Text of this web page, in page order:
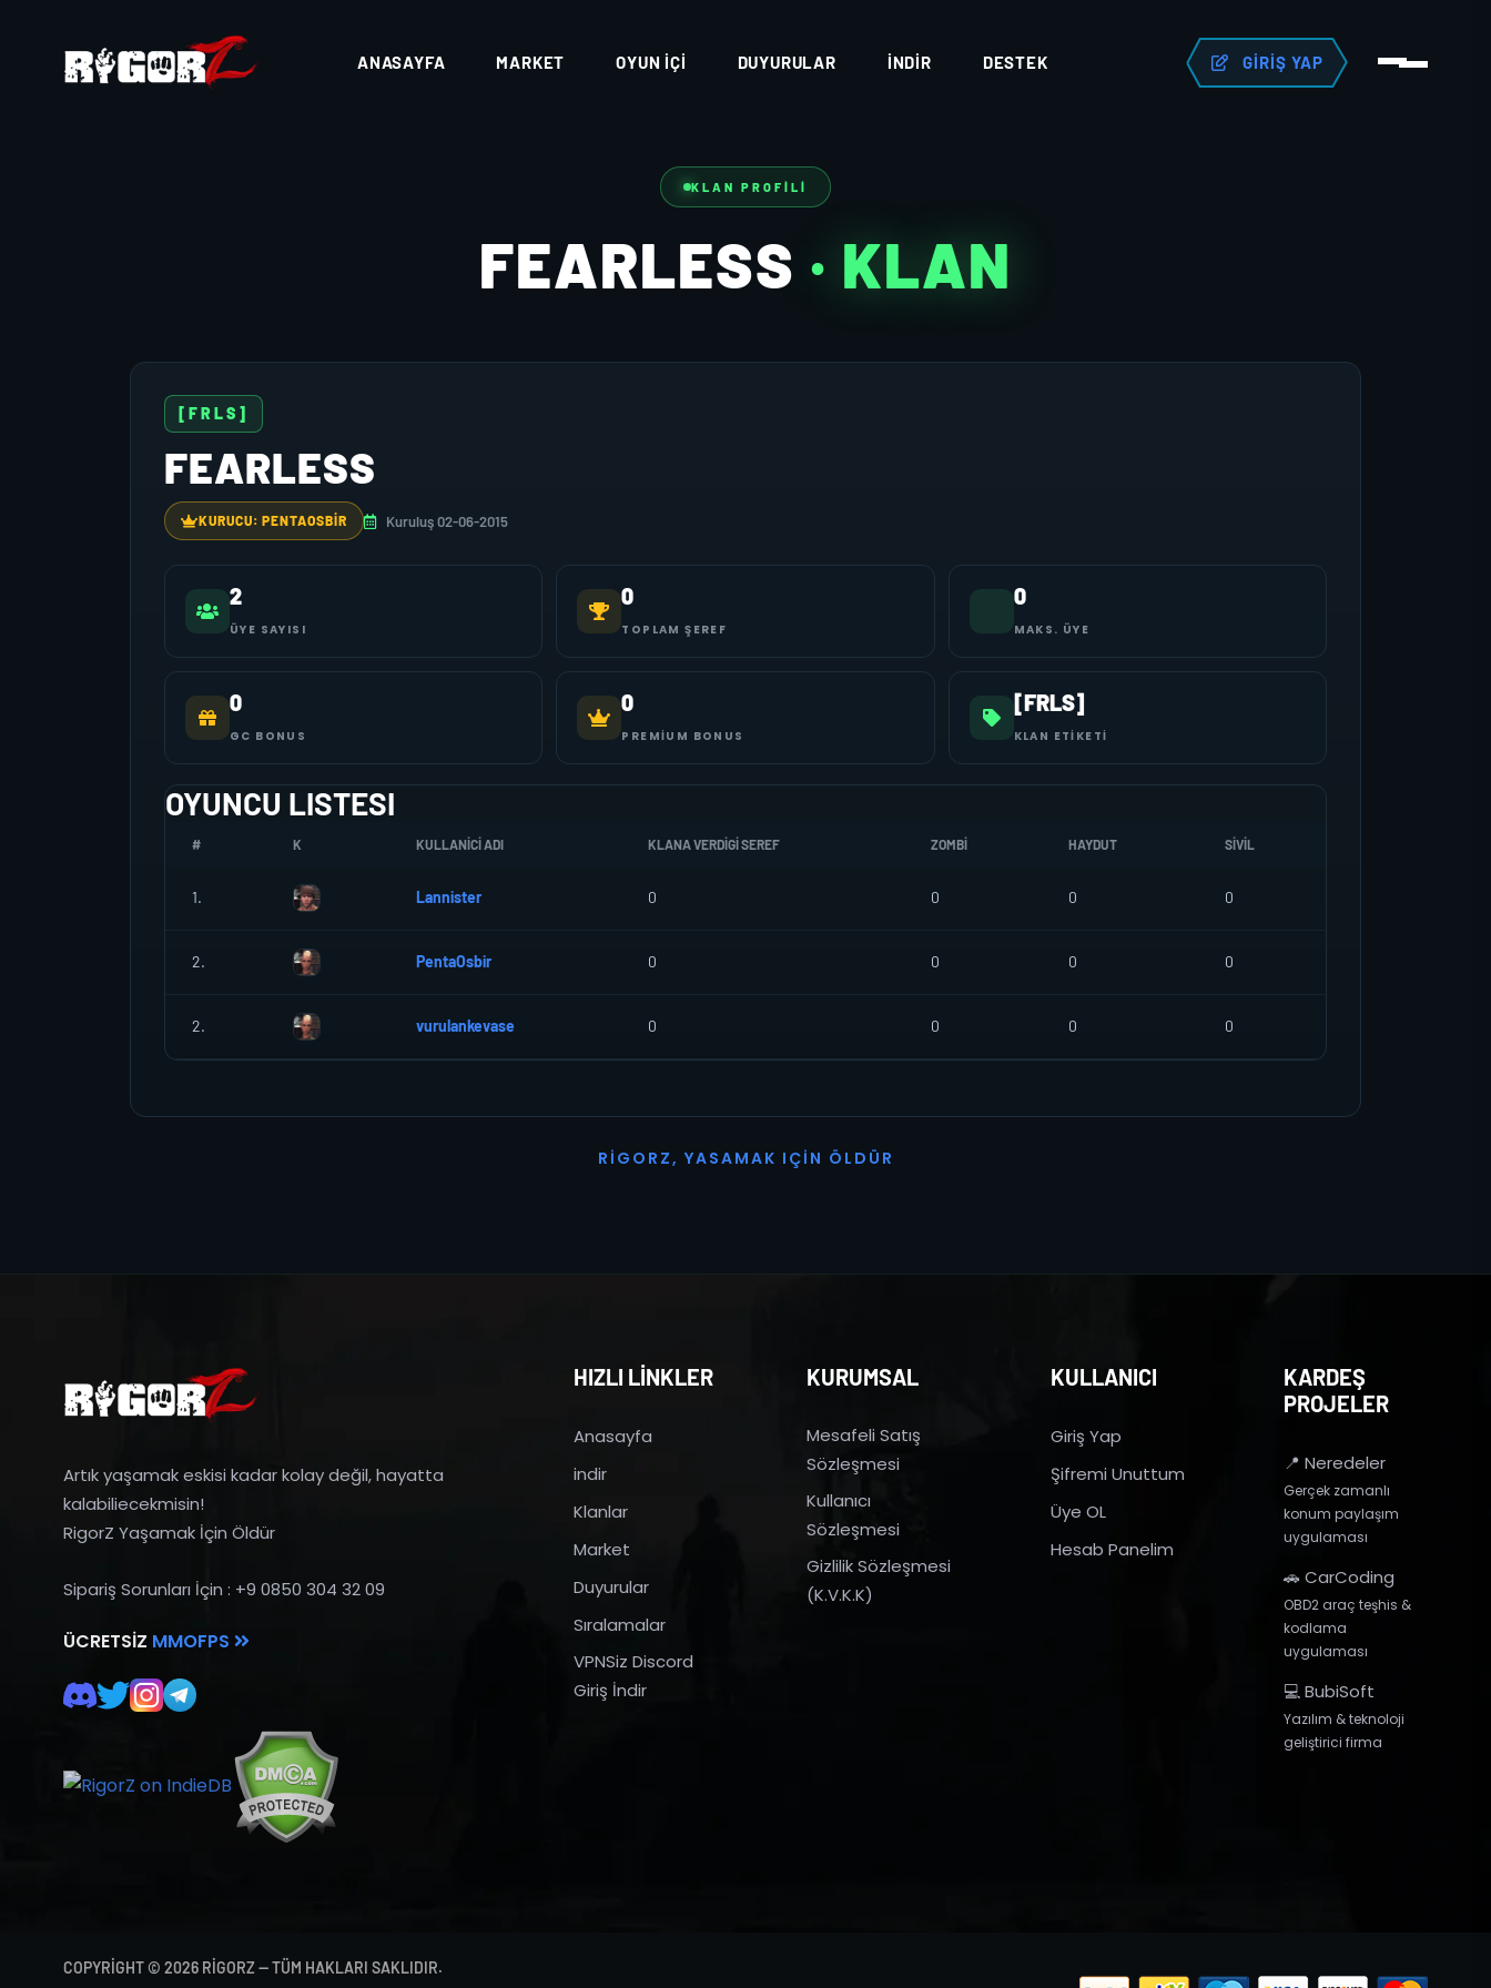
ANASAYFA MARKET OYUN İÇI DUYURULAR İNDIR DESTEK GIRIŞ YAP
KLAN PROFILI
FEARLESS · KLAN
[FRLS]
FEARLESS
KURUCU: PENTAOSBIR Kuruluş 02-06-2015
2
ÜYE SAYISI
0
TOPLAM ŞEREF
0
MAKS. ÜYE
0
GC BONUS
0
PREMIUM BONUS
[FRLS]
KLAN ETIKETI
OYUNCU LISTESI
# K KULLANICI ADI KLANA VERDIGI SEREF ZOMBI HAYDUT SIVIL
1. Lannister 0 0 0 0
2. PentaOsbir 0 0 0 0
2. vurulankevase 0 0 0 0
R I G O R Z, YASAMAK I ÇI N Ö L D Ü R
Artık yaşamak eskisi kadar kolay değil, hayatta
kalabiliecekmisin!
RigorZ Yaşamak İçin Öldür
Sipariş Sorunları İçin : +9 0850 304 32 09
ÜCRETSIZ MMOFPS
HIZLI LİNKLER
Anasayfa
indir
Klanlar
Market
Duyurular
Sıralamalar
VPNSiz Discord
Giriş İndir
KURUMSAL
Mesafeli Satış
Sözleşmesi
Kullanıcı
Sözleşmesi
Gizlilik Sözleşmesi
(K.V.K.K)
KULLANICI
Giriş Yap
Şifremi Unuttum
Üye OL
Hesab Panelim
KARDEŞ
PROJELER
📍 Neredeler
Gerçek zamanlı
konum paylaşım
uygulaması
🚗 CarCoding
OBD2 araç teşhis &
kodlama
uygulaması
💻 BubiSoft
Yazılım & teknoloji
geliştirici firma
COPYRIGHT © 2026 RIGORZ — TÜM HAKLARI SAKLIDIR.